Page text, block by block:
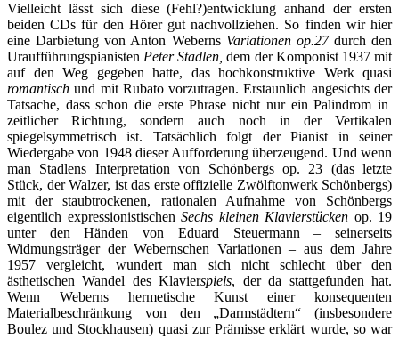
Vielleicht lässt sich diese (Fehl?)entwicklung anhand der ersten
beiden CDs für den Hörer gut nachvollziehen. So finden wir hier
eine Darbietung von Anton Weberns Variationen op.27 durch den
Uraufführungspianisten Peter Stadlen,dem der Komponist 1937 mit
auf den Weg gegeben hatte, das hochkonstruktive Werk quasi
romantisch und mit Rubato vorzutragen. Erstaunlich angesichts der
Tatsache, dass schon die erste Phrase nicht nur ein Palindrom in
zeitlicher Richtung, sondern auch noch in der Vertikalen
spiegelsymmetrisch ist. Tatsächlich folgt der Pianist in seiner
Wiedergabe von 1948 dieser Aufforderung überzeugend. Und wenn
man Stadlens Interpretation von Schönbergs op. 23 (das letzte
Stück, der Walzer, ist das erste offizielle Zwölftonwerk Schönbergs)
mit der staubtrockenen, rationalen Aufnahme von Schönbergs
eigentlich expressionistischen Sechs kleinen Klavierstücken op. 19
unter den Händen von Eduard Steuermann – seinerseits
Widmungsträger der Webernschen Variationen – aus dem Jahre
1957 vergleicht, wundert man sich nicht schlecht über den
ästhetischen Wandel des Klavierspiels, der da stattgefunden hat.
Wenn Weberns hermetische Kunst einer konsequenten
Materialbeschränkung von den „Darmstädtern“ (insbesondere
Boulez und Stockhausen) quasi zur Prämisse erklärt wurde, so war